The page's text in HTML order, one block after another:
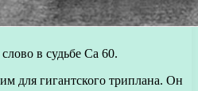
в судьбе Са 60.
для гигантского триплана. Он